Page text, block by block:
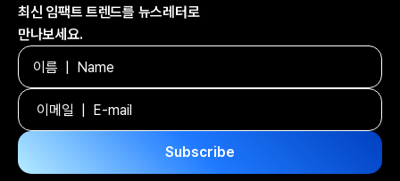
최신 임팩트 트렌드를 뉴스레터로
만나보세요.